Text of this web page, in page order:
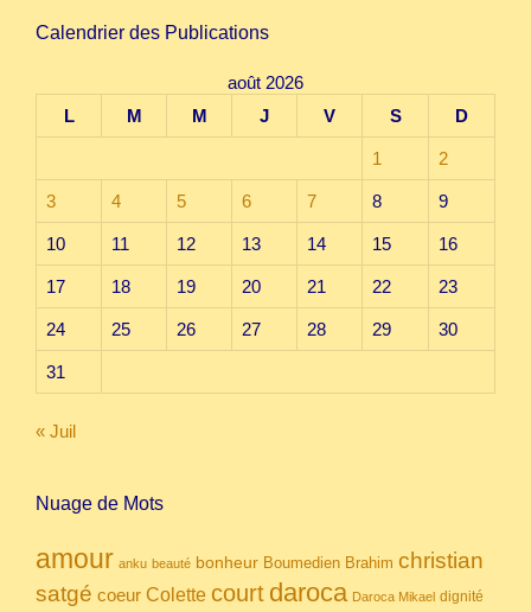
Calendrier des Publications
août 2026
L
M M J V S D
1 2
3 4 5 6 7 8 9
10 11 12 13 14 15 16
17 18 19 20 21 22 23
24 25 26 27 28 29 30
31
« Juil
Nuage de Mots
amour anku beauté bonheur Boumedien Brahim christian
satgé coeur Colette court daroca Daroca Mikael dignité